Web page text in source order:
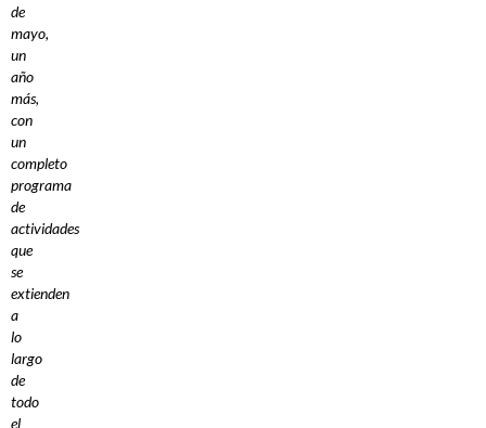
de
mayo,
un
año
más,
con
un
completo
programa
de
actividades
que
se
extienden
a
lo
largo
de
todo
el